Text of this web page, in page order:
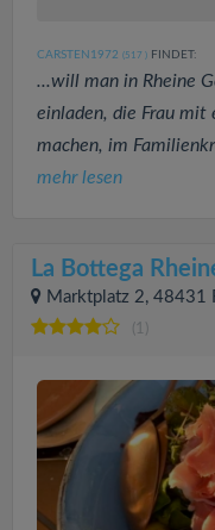
CARSTEN1972 (517 ) FINDET:
...will man in Rheine
einladen, die Frau mit
machen, im
mehr lesen
La Bottega
Marktplatz 2, 48431
(1)